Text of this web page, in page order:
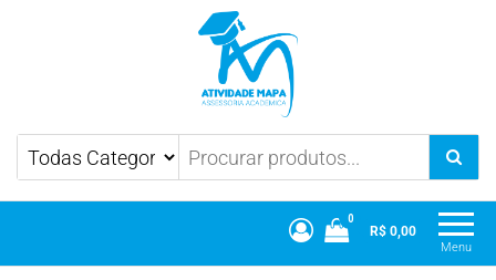
Atividade Mapa Mapa UniCesumar
Menu
0
R$ 0,00